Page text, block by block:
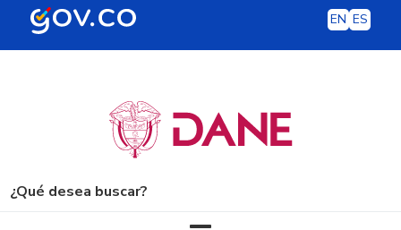
EN ES
¿Qué desea buscar?